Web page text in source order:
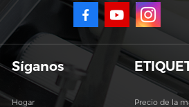
Síganos
Hogar Precio de la